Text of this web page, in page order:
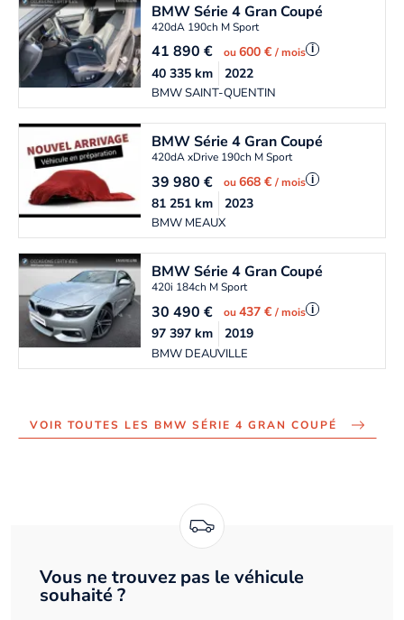
BMWSérie 4 Gran Coupé
420dA 190ch M Sport
41 890€ ou600 €/ mois i
BMW SAINT-QUENTIN
40 335km 2022
BMWSérie 4 Gran Coupé
420dA xDrive 190ch M Sport
39 980€ ou668 €/ mois i
BMW MEAUX
81 251km 2023
BMWSérie 4 Gran Coupé
420i 184ch M Sport
30 490€ ou437 €/ mois i
BMW DEAUVILLE
97 397km 2019
VOIR TOUTES LES BMW SÉRIE 4 GRAN COUPÉ
Vous ne trouvez pas le véhicule
souhaité ?